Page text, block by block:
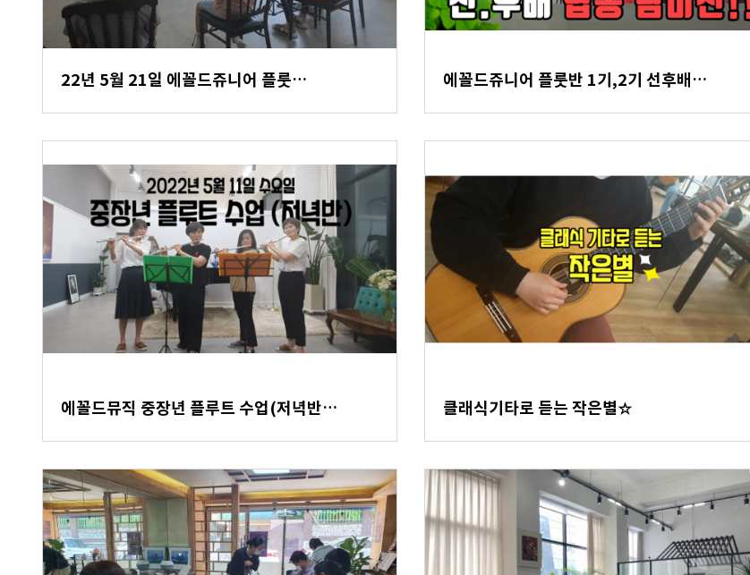
22년 5월 21일 에꼴드쥬니어 플룻… 에꼴드쥬니어 플룻반 1기,2기 선후배…
에꼴드뮤직 중장년 플루트 수업(저녁반… 클래식기타로 듣는 작은별☆